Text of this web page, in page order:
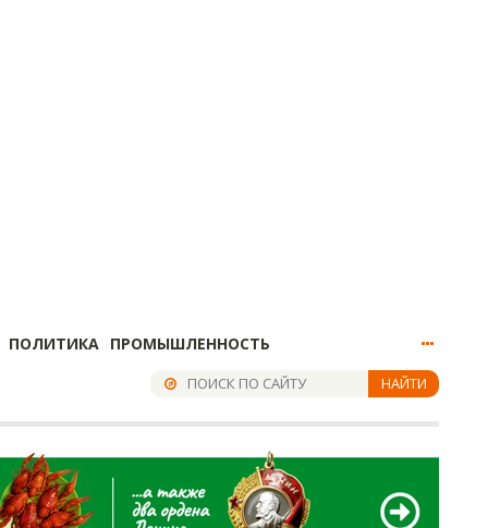
ПОЛИТИКА ПРОМЫШЛЕННОСТЬ
НАЙТИ